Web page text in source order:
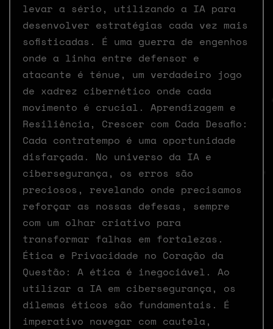
levar a sério, utilizando a IA para
desenvolver estratégias cada vez mais
sofisticadas. É uma guerra de engenhos
onde a linha entre defensor e
atacante é ténue, um verdadeiro jogo
de xadrez cibernético onde cada
movimento é crucial. Aprendizagem e
Resiliência, Crescer com Cada Desafio:
Cada contratempo é uma oportunidade
disfarçada. No universo da IA e
cibersegurança, os erros são
preciosos, revelando onde precisamos
reforçar as nossas defesas, sempre
com um olhar criativo para
transformar falhas em fortalezas.
Ética e Privacidade no Coração da
Questão: A ética é inegociável. Ao
utilizar a IA em cibersegurança, os
dilemas éticos são fundamentais. É
imperativo navegar com cautela,